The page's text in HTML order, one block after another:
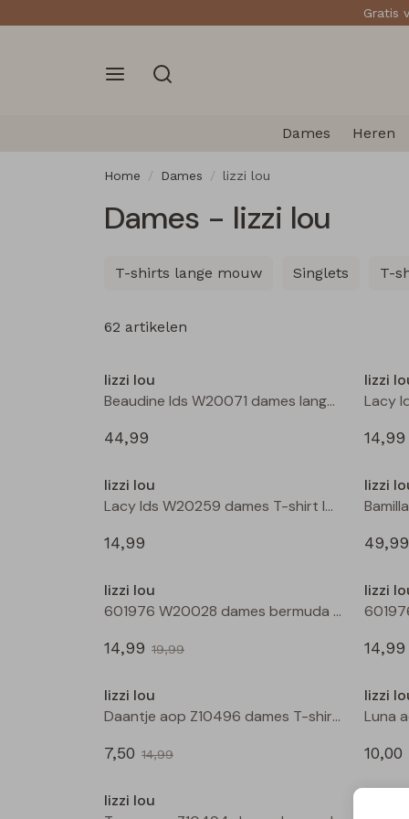
Gratis
Dames Heren
Home Dames lizzi lou
Dames - lizzi lou
Singlets T-
T-shirts lange mouw
62 artikelen
lizzi lou
Beaudine lds W20071 dames lange broek Bruin donker
44,99
lizzi
14,99
lizzi lou
Lacy lds W20259 dames T-shirt lm Zwart
14,99
lizzi
49,99
lizzi lou
601976 W20028 dames bermuda Wijnrood
14,99 19,99
lizzi
14,99
lizzi lou
Daantje aop Z10496 dames T-shirt km Marine
7,50 14,99
lizzi
10,00
lizzi lou